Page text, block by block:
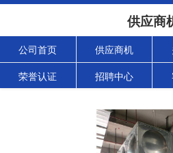
供应商
公司首页 供应商机
荣誉认证 招聘中心